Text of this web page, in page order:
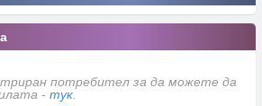
потребител за да можете да
- тук